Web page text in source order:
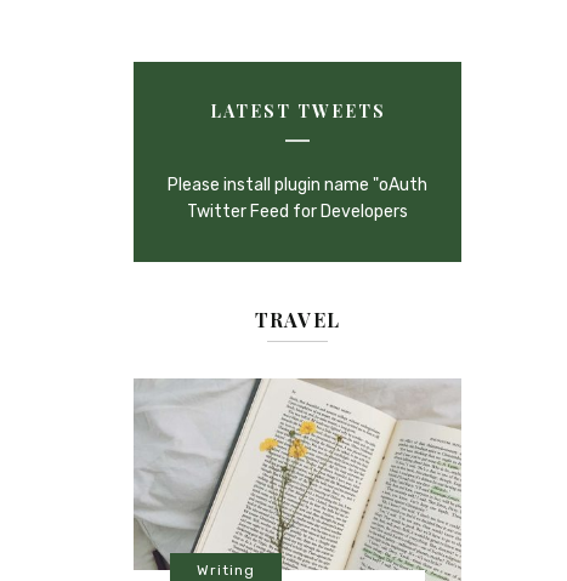
LATEST TWEETS
Please install plugin name "oAuth
Twitter Feed for Developers
TRAVEL
Writing